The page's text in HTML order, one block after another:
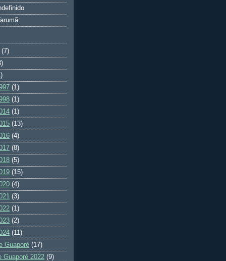
(7)
(1)
(1)
(1)
(13)
(4)
(8)
(5)
(15)
(4)
(3)
(1)
(2)
(11)
Guaporé (17)
Guaporé 2022 (9)